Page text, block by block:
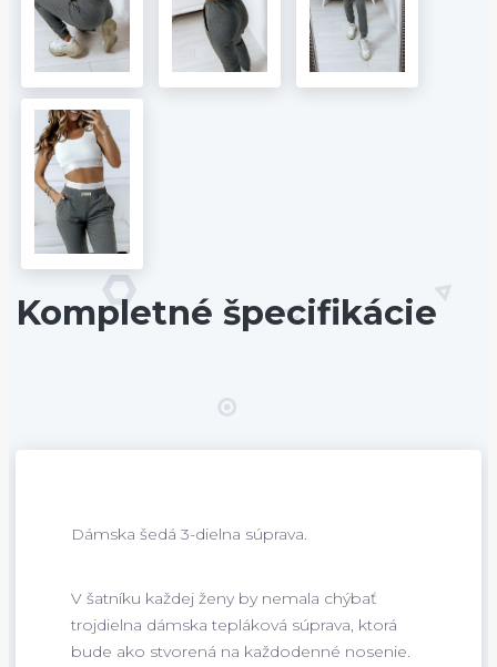
Kompletné špecifikácie
Dámska šedá 3-dielna súprava.
V šatníku každej ženy by nemala chýbať
trojdielna dámska tepláková súprava, ktorá
bude ako stvorená na každodenné nosenie.